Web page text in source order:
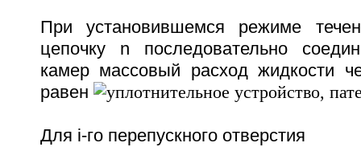
При установившемся режиме
цепочку n последовательно
камер массовый расход жидкости
равен
Для i-го перепускного отверстия